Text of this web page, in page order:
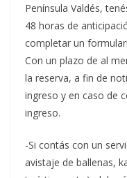
Península Valdés,
48 horas de
completar un
Con un plazo de al
la reserva, a fin de
ingreso y en caso de
ingreso.
-Si contás con un
avistaje de ballenas,